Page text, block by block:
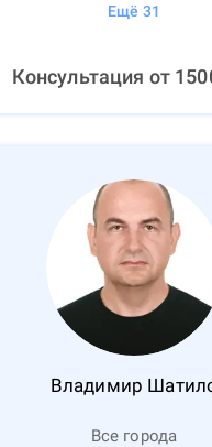
Ещё 31
Консультация от
Владимир
Все города